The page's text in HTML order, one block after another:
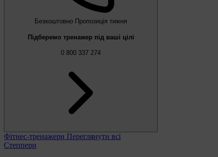
Безкоштовно Пропозиція тижня
Підберемо тренажер під ваші цілі
0 800 337 274
Фітнес-тренажери Переглянути всі
Степпери